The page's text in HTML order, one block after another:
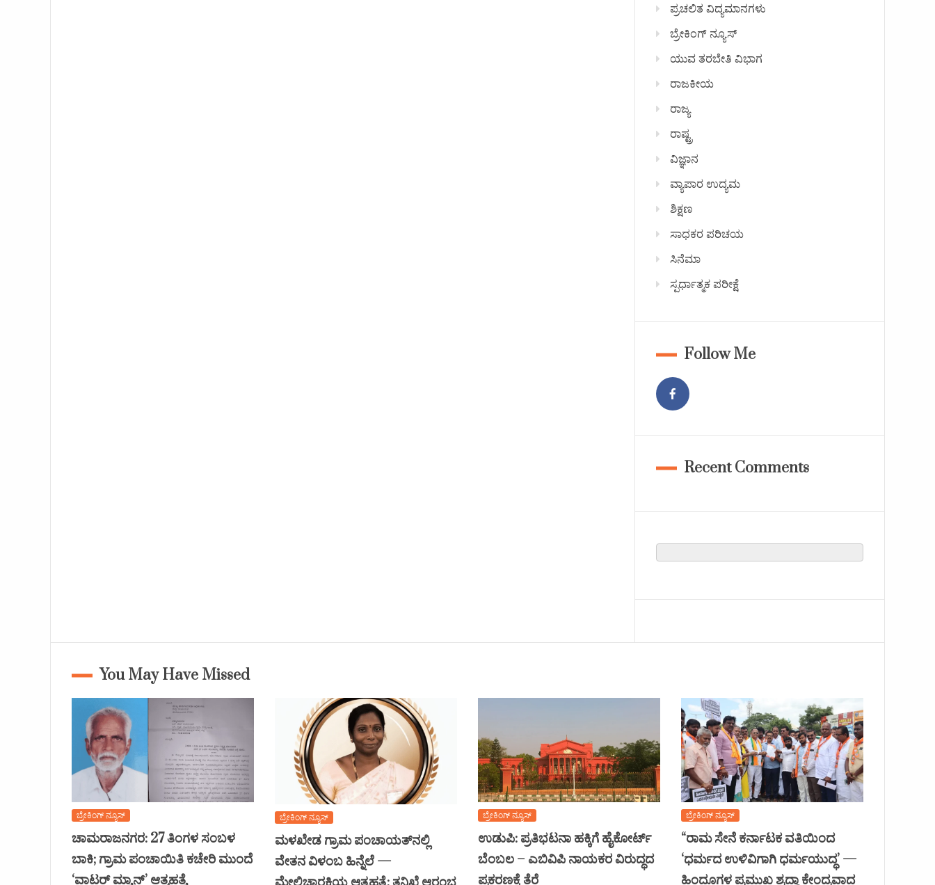
ಪ್ರಚಲಿತ ವಿದ್ಯಮಾನಗಳು
ಬ್ರೇಕಿಂಗ್ ನ್ಯೂಸ್
ಯುವ ತರಬೇತಿ ವಿಭಾಗ
ರಾಜಕೀಯ
ರಾಜ್ಯ
ರಾಷ್ಟ್ರ
ವಿಜ್ಞಾನ
ವ್ಯಾಪಾರ ಉದ್ಯಮ
ಶಿಕ್ಷಣ
ಸಾಧಕರ ಪರಿಚಯ
ಸಿನೆಮಾ
ಸ್ಪರ್ಧಾತ್ಮಕ ಪರೀಕ್ಷೆ
Follow Me
Recent Comments
You May Have Missed
ಬ್ರೇಕಿಂಗ್ ನ್ಯೂಸ್
ಚಾಮರಾಜನಗರ: 27 ತಿಂಗಳ ಸಂಬಳ
ಬಾಕಿ; ಗ್ರಾಮ ಪಂಚಾಯಿತಿ ಕಚೇರಿ ಮುಂದೆ
‘ವಾಟರ್ ಮ್ಯಾನ್’ ಆತ್ಮಹತ್ಯೆ
ಬ್ರೇಕಿಂಗ್ ನ್ಯೂಸ್
ಮಳಖೇಡ ಗ್ರಾಮ ಪಂಚಾಯತ್‌ನಲ್ಲಿ
ವೇತನ ವಿಳಂಬ ಹಿನ್ನೆಲೆ —
ಬ್ರೇಕಿಂಗ್ ನ್ಯೂಸ್
ಉಡುಪಿ: ಪ್ರತಿಭಟನಾ ಹಕ್ಕಿಗೆ ಹೈಕೋರ್ಟ್
ಬೆಂಬಲ – ಎಬಿವಿಪಿ ನಾಯಕರ ವಿರುದ್ಧದ
ಪ್ರಕರಣಕ್ಕೆ ತೆರೆ
ಬ್ರೇಕಿಂಗ್ ನ್ಯೂಸ್
“ರಾಮ ಸೇನೆ ಕರ್ನಾಟಕ ವತಿಯಿಂದ
‘ಧರ್ಮದ ಉಳಿವಿಗಾಗಿ ಧರ್ಮಯುದ್ಧ’ —
ಹಿಂದೂಗಳ ಪ್ರಮುಖ ಶ್ರದ್ಧಾ ಕೇಂದ್ರವಾದ